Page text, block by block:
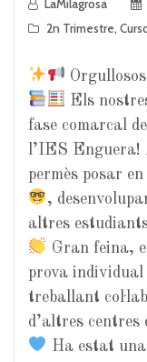
LaMilagrosa
2n Trimestre,
Els
fase comarcal
l’IES Enguera!
permès posar
,
altres
Gran feina,
prova individual
treballant
d’altres centres
Ha estat